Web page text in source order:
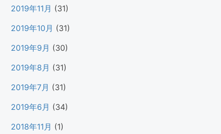
2019年11月 (31)
2019年10月 (31)
2019年9月 (30)
2019年8月 (31)
2019年7月 (31)
2019年6月 (34)
2018年11月 (1)